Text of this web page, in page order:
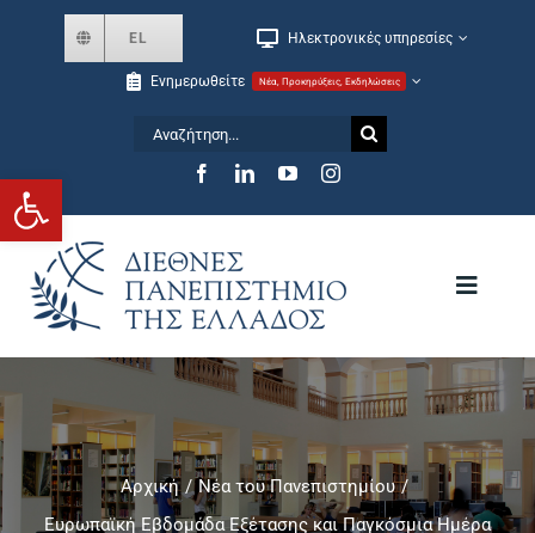
Ανοίξτε τη γραμμή εργαλείων
EL Ηλεκτρονικές υπηρεσίες
Ενημερωθείτε Νέα, Προκηρύξεις, Εκδηλώσεις
Αναζήτηση
Toggle
Σχολές και Τμήματα
Αρχική
Νέα του Πανεπιστημίου
Ευρωπαϊκή Εβδομάδα Εξέτασης και Παγκόσμια Ημέρα